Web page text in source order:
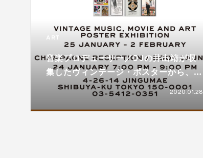
ART
音楽プロデューサー／DJの井出靖が収
集したヴィンテージ・ポスターから、カ
ルチャーを再発見する
2020.01.28